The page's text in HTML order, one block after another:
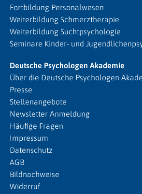
Fortbildung Personalwesen
Weiterbildung Schmerztherapie
Weiterbildung Suchtpsychologie
Seminare Kinder- und
Deutsche Psychologen Akademie
Über die Deutsche Psychologen
Presse
Stellenangebote
Newsletter Anmeldung
Häufige Fragen
Impressum
Datenschutz
AGB
Bildnachweise
Widerruf